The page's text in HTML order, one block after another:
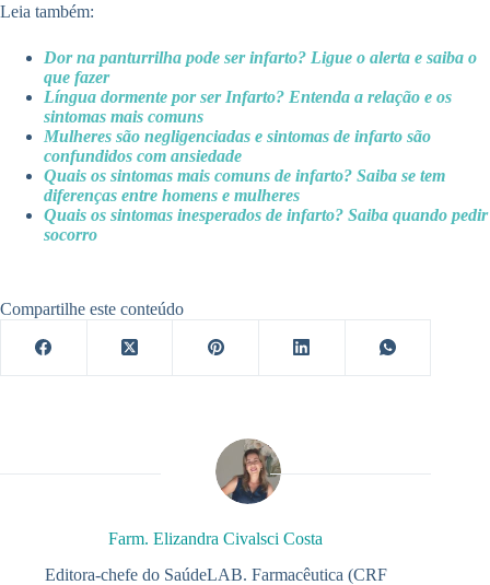
Leia também:
Dor na panturrilha pode ser infarto? Ligue o alerta e saiba o
que fazer
Língua dormente por ser Infarto? Entenda a relação e os
sintomas mais comuns
Mulheres são negligenciadas e sintomas de infarto são
confundidos com ansiedade
Quais os sintomas mais comuns de infarto? Saiba se tem
diferenças entre homens e mulheres
Quais os sintomas inesperados de infarto? Saiba quando pedir
socorro
Compartilhe este conteúdo
Farm. Elizandra Civalsci Costa
Editora-chefe do SaúdeLAB. Farmacêutica (CRF